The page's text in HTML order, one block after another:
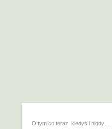
O tym co teraz, kiedyś i nigdy…